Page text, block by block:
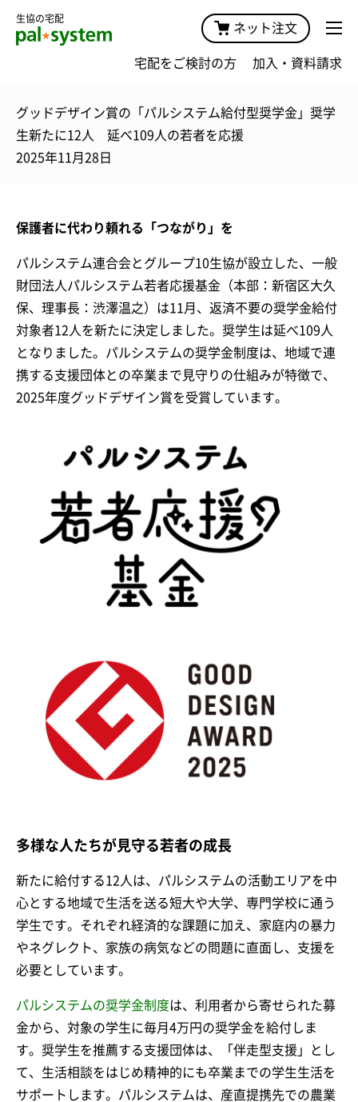
生協の宅配
ネット注文
宅配をご検討の方 加入・資料請求
グッドデザイン賞の「パルシステム給付型奨学金」奨学
生新たに12人 延べ109人の若者を応援
2025年11月28日
保護者に代わり頼れる「つながり」を
パルシステム連合会とグループ10生協が設立した、一般
財団法人パルシステム若者応援基金（本部：新宿区大久
保、理事長：渋澤温之）は11月、返済不要の奨学金給付
対象者12人を新たに決定しました。奨学生は延べ109人
となりました。パルシステムの奨学金制度は、地域で連
携する支援団体との卒業まで見守りの仕組みが特徴で、
2025年度グッドデザイン賞を受賞しています。
多様な人たちが見守る若者の成長
新たに給付する12人は、パルシステムの活動エリアを中
心とする地域で生活を送る短大や大学、専門学校に通う
学生です。それぞれ経済的な課題に加え、家庭内の暴力
やネグレクト、家族の病気などの問題に直面し、支援を
必要としています。
パルシステムの奨学金制度は、利用者から寄せられた募
金から、対象の学生に毎月4万円の奨学金を給付しま
す。奨学生を推薦する支援団体は、「伴走型支援」とし
て、生活相談をはじめ精神的にも卒業までの学生生活を
サポートします。パルシステムは、産直提携先での農業